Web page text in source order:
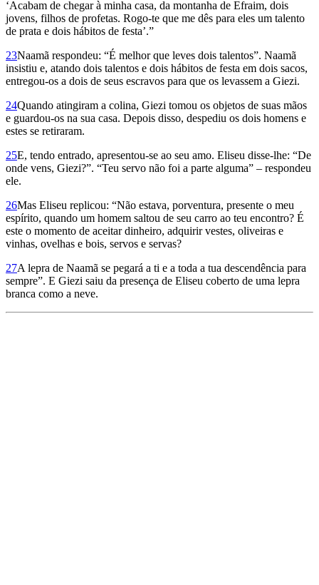
‘Acabam de chegar à minha casa, da montanha de Efraim, dois
jovens, filhos de profetas. Rogo-te que me dês para eles um talento
de prata e dois hábitos de festa’.”
23Naamã respondeu: “É melhor que leves dois talentos”. Naamã
insistiu e, atando dois talentos e dois hábitos de festa em dois sacos,
entregou-os a dois de seus escravos para que os levassem a Giezi.
24Quando atingiram a colina, Giezi tomou os objetos de suas mãos
e guardou-os na sua casa. Depois disso, despediu os dois homens e
estes se retiraram.
25E, tendo entrado, apresentou-se ao seu amo. Eliseu disse-lhe: “De
onde vens, Giezi?”. “Teu servo não foi a parte alguma” – respondeu
ele.
26Mas Eliseu replicou: “Não estava, porventura, presente o meu
espírito, quando um homem saltou de seu carro ao teu encontro? É
este o momento de aceitar dinheiro, adquirir vestes, oliveiras e
vinhas, ovelhas e bois, servos e servas?
27A lepra de Naamã se pegará a ti e a toda a tua descendência para
sempre”. E Giezi saiu da presença de Eliseu coberto de uma lepra
branca como a neve.